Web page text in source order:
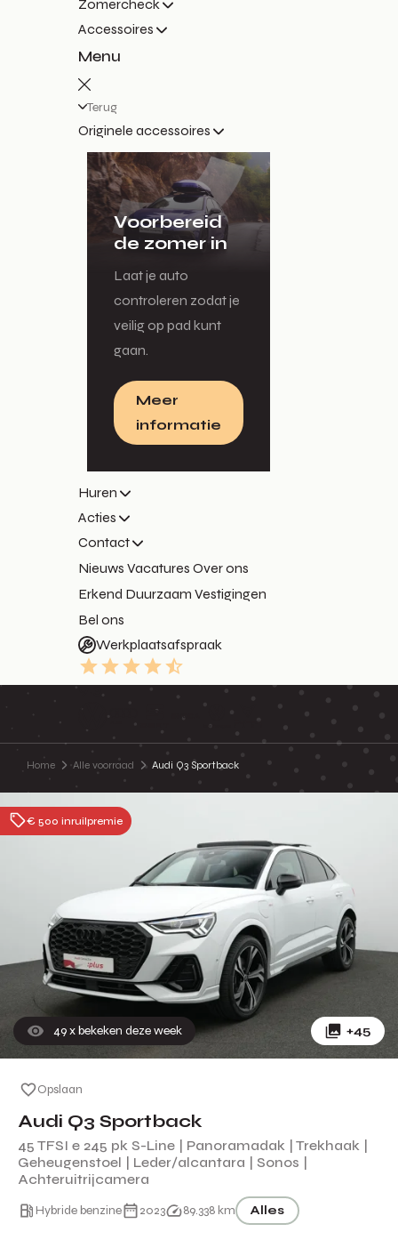
Zomercheck
Accessoires
Menu
Terug
Originele accessoires
Voorbereid
de zomer in
Laat je auto
controleren zodat je
veilig op pad kunt
gaan.
Meer
informatie
Huren
Acties
Contact
Nieuws Vacatures Over ons
Erkend Duurzaam Vestigingen
Bel ons
Werkplaatsafspraak
9.3
Home Alle voorraad Audi Q3 Sportback
€ 500 inruilpremie
49x bekeken deze week +45
Opslaan
Audi Q3 Sportback
45 TFSI e 245 pk S-Line | Panoramadak | Trekhaak |
Geheugenstoel | Leder/alcantara | Sonos |
Achteruitrijcamera
Hybride benzine 2023 89.338 km Alles